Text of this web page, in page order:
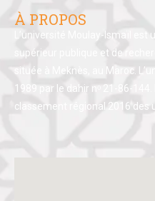
À PROPOS
L’université Moulay-Ismaïl est
supérieur publique et de
située à Meknès, au Maroc.
1989 par le dahir nᵒ 21-86-
classement régional 2016 des